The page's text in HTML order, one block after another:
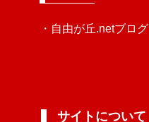
・自由が丘.netブログ
サイトについて